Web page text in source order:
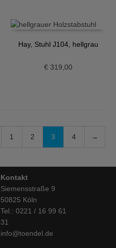
€ 299,00€
Hay, Stuhl J104, hellgrau
€ 319,00
1 2 3 4 →
Kontakt
Siemensstraße 9
50825 Köln
Tel.: 0221 / 16 99 61
31
info@toendel.de